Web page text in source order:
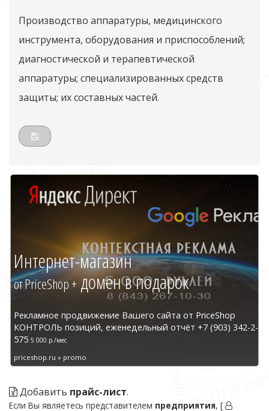
Производство аппаратуры, медицинского
инструмента, оборудования и приспособлений;
диагностической и терапевтической
аппаратуры; специализированных средств
защиты; их составных частей.
Интернет-магазин
от PriceShop +домен в подарок
Рекламное продвижение Вашего сайта от PriceShop
КОНТРОЛЬ позиций, еженедельный отчёт +7 (903) 342-2-
575 5 000 р./мес
priceshop.ru » promo
Добавить прайс-лист.
Если Вы являетесь представителем предприятия, [